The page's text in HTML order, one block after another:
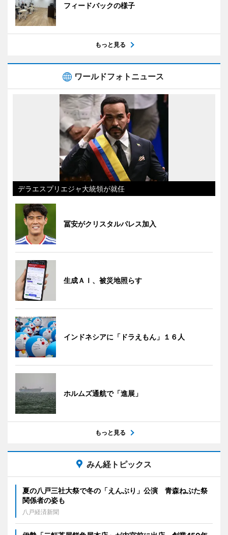
フィードバックの様子
もっと見る
ワールドフォトニュース
デラエスプリエジャ大統領が就任
冨安がクリスタルパレス加入
生成ＡＩ、被災地照らす
インドネシアに「ドラえもん」１６人
ホルムズ通航で「進展」
もっと見る
みん経トピックス
夏の八戸三社大祭で冬の「えんぶり」公演 青森ねぶた祭
関係者の姿も
八戸経済新聞